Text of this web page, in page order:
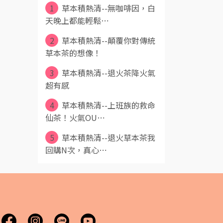
1
草本積熱清--無咖啡因，白
天晚上都能輕鬆⋯
2
草本積熱清--顛覆你對傳統
草本茶的想像！
3
草本積熱清--退火茶降火氣
超有感
4
草本積熱清--上班族的救命
仙茶！火氣OU⋯
5
草本積熱清--退火草本茶我
回購N次，真心⋯